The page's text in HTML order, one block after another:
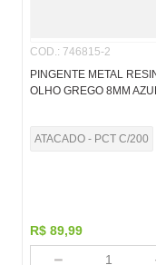
COD.: 746815-2
PINGENTE METAL
OLHO GREGO 8MM
ATACADO - PCT C/200
R$ 89,99
－